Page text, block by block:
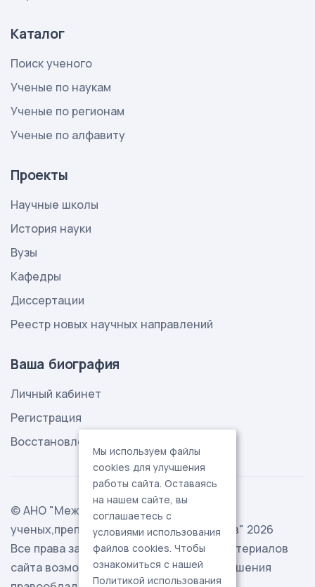
Каталог
Поиск ученого
Ученые по наукам
Ученые по регионам
Ученые по алфавиту
Проекты
Научные школы
История науки
Вузы
Кафедры
Диссертации
Реестр новых научных направлений
Ваша биография
Личный кабинет
Регистрация
Восстановление пароля
© АНО "Международная ассоциация
ученых,преподавателей и специалистов" 2026
Все права защищены. Использование материалов
сайта возможно исключительно с разрешения
Мы используем файлы
cookies для улучшения
работы сайта. Оставаясь
на нашем сайте, вы
соглашаетесь с
условиями использования
файлов cookies. Чтобы
ознакомиться с нашей
Политикой использования